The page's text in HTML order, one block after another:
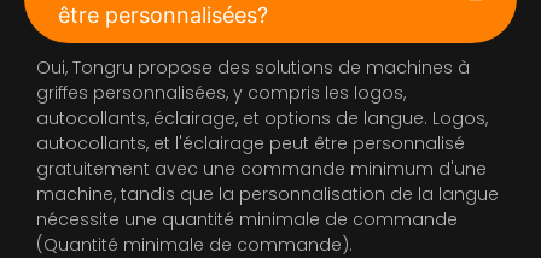
être personnalisées?
Oui, Tongru propose des solutions de machines à
griffes personnalisées, y compris les logos,
autocollants, éclairage, et options de langue. Logos,
autocollants, et l'éclairage peut être personnalisé
gratuitement avec une commande minimum d'une
machine, tandis que la personnalisation de la langue
nécessite une quantité minimale de commande
(Quantité minimale de commande).